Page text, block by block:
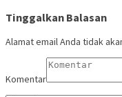
Tinggalkan Balasan
Alamat email Anda tidak
Komentar